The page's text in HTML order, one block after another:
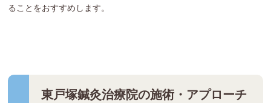
ることをおすすめします。
東戸塚鍼灸治療院の施術・アプローチ